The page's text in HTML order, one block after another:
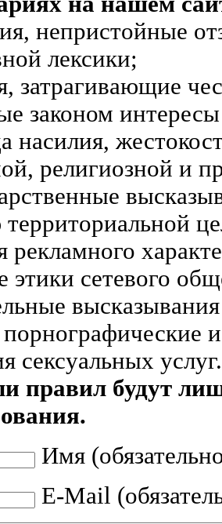
непристойные
лексики;
затрагивающие
законом
насилия,
религиозной и
рекламного
этики сетевого
сексуальных услуг.
правил будут
Имя
E-Mail